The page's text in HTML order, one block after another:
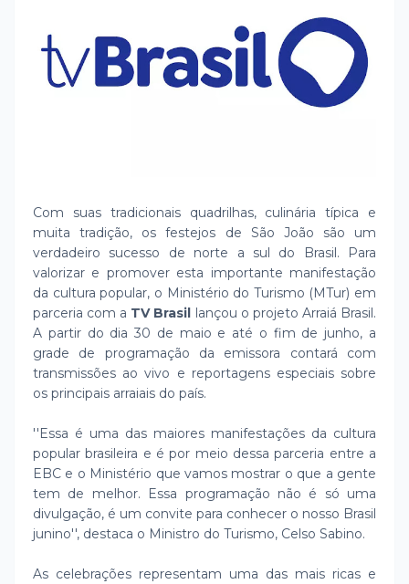
Com suas tradicionais quadrilhas, culinária típica e
muita tradição, os festejos de São João são um
verdadeiro sucesso de norte a sul do Brasil. Para
valorizar e promover esta importante manifestação
da cultura popular, o Ministério do Turismo (MTur) em
parceria com a TV Brasil lançou o projeto Arraiá Brasil.
A partir do dia 30 de maio e até o fim de junho, a
grade de programação da emissora contará com
transmissões ao vivo e reportagens especiais sobre
os principais arraiais do país.
''Essa é uma das maiores manifestações da cultura
popular brasileira e é por meio dessa parceria entre a
EBC e o Ministério que vamos mostrar o que a gente
tem de melhor. Essa programação não é só uma
divulgação, é um convite para conhecer o nosso Brasil
junino'', destaca o Ministro do Turismo, Celso Sabino.
As celebrações representam uma das mais ricas e